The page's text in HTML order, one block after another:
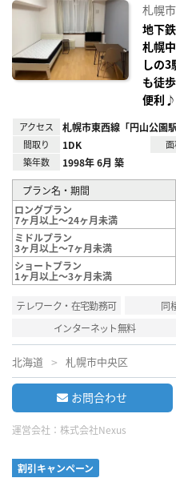
札幌
地下
札幌
しの3
も徒
便利♪
アクセス 札幌市東西線「円山公園
間取り 1DK
築年数 1998年 6月 築
プラン名・期間
ロングプラン
7ヶ月以上～24ヶ月未満
ミドルプラン
3ヶ月以上～7ヶ月未満
ショートプラン
1ヶ月以上～3ヶ月未満
テレワーク・在宅勤務可 同
インターネット無料
北海道 札幌市中央区
お問合わせ
運営会社： 株式会社Nexus
割引キャンペーン